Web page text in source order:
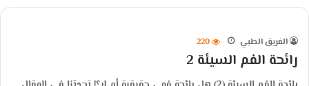
الفريق الطبي 220
رائحة الفم السيئة 2